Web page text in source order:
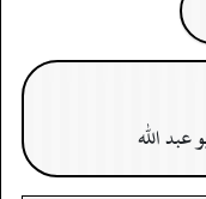
عبد الله